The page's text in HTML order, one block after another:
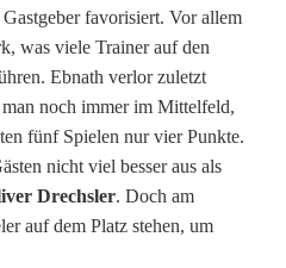
favorisiert. Vor allem
was viele Trainer auf den
Ebnath verlor zuletzt
noch immer im Mittelfeld,
fünf Spielen nur vier Punkte.
nicht viel besser aus als
Drechsler. Doch am
auf dem Platz stehen, um